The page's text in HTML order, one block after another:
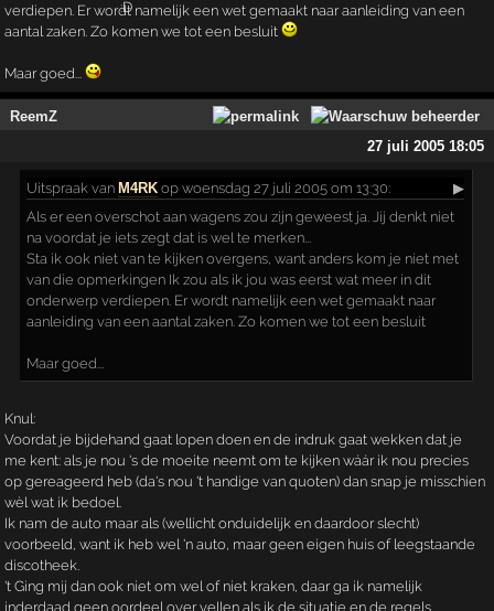
verdiepen. Er wordt namelijk een wet gemaakt naar aanleiding van een
aantal zaken. Zo komen we tot een besluit
Maar goed...
ReemZ
27 juli 2005 18:05
Uitspraak vanM4RK op woensdag 27 juli 2005 om 13:30:
▶
Als er een overschot aan wagens zou zijn geweest ja. Jij denkt niet
na voordat je iets zegt dat is wel te merken...
Sta ik ook niet van te kijken overgens, want anders kom je niet met
van die opmerkingen Ik zou als ik jou was eerst wat meer in dit
onderwerp verdiepen. Er wordt namelijk een wet gemaakt naar
aanleiding van een aantal zaken. Zo komen we tot een besluit
Maar goed...
Knul:
Voordat je bijdehand gaat lopen doen en de indruk gaat wekken dat je
me kent: als je nou 's de moeite neemt om te kijken wáár ik nou precies
op gereageerd heb (da's nou 't handige van quoten) dan snap je misschien
wèl wat ik bedoel.
Ik nam de auto maar als (wellicht onduidelijk en daardoor slecht)
voorbeeld, want ik heb wel 'n auto, maar geen eigen huis of leegstaande
discotheek.
't Ging mij dan ook niet om wel of niet kraken, daar ga ik namelijk
inderdaad geen oordeel over vellen als ik de situatie en de regels